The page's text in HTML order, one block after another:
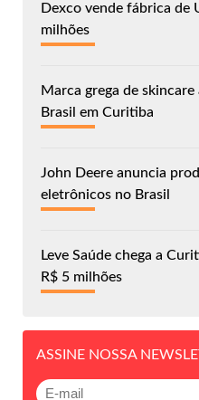
Dexco vende fábrica de
milhões
Marca grega de
Brasil em Curitiba
John Deere anuncia
eletrônicos no Brasil
Leve Saúde chega a
R$ 5 milhões
ASSINE NOSSA